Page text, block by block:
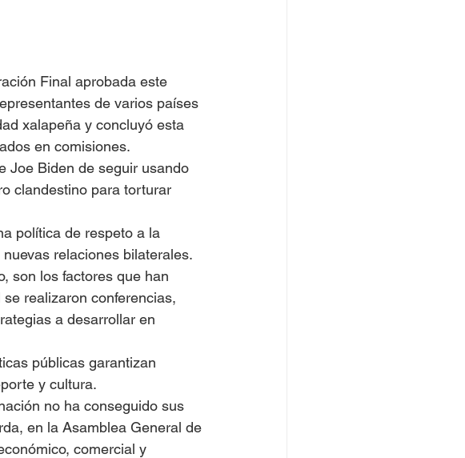
Final aprobada este
de varios países
xalapeña y concluyó esta
en comisiones.
Joe Biden de seguir usando
clandestino para torturar
política de respeto a la
relaciones bilaterales.
son los factores que han
realizaron conferencias,
a desarrollar en
públicas garantizan
y cultura.
no ha conseguido sus
en la Asamblea General de
comercial y